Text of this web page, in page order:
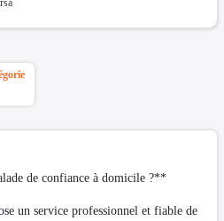
de confiance à domicile ?**
un service professionnel et fiable de